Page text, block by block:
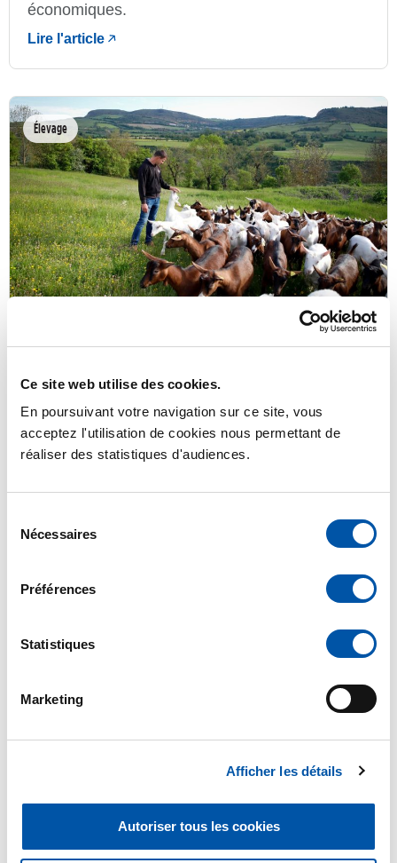
Ce site web utilise des cookies.
En poursuivant votre navigation sur ce site, vous
acceptez l'utilisation de cookies nous permettant de
réaliser des statistiques d'audiences.
Nécessaires
Préférences
Statistiques
Marketing
Afficher les détails
Autoriser tous les cookies
économiques.
Lire l'article
Élevage
La chèvre revient toujours quand tout le reste disparaît
Claire Delfosse
Claire Delfosse est Professeure à l’Université
Lyon 2 et directrice du Laboratoire d’études
rurales, elle étudie depuis vingt ans les liens
Élevage